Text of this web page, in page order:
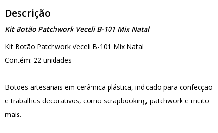
Descrição
Kit Botão Patchwork Veceli B-101 Mix Natal
Kit Botão Patchwork Veceli B-101 Mix Natal
Contém: 22 unidades
Botões artesanais em cerâmica plástica, indicado para confecção
e trabalhos decorativos, como scrapbooking, patchwork e muito
mais.